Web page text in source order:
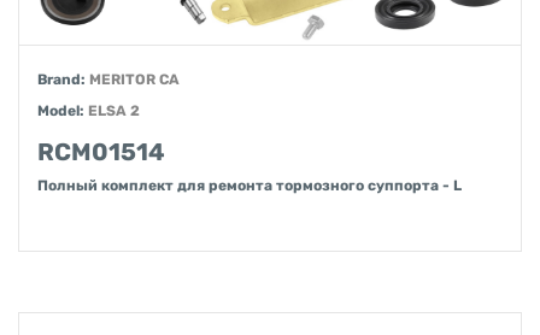
Brand: MERITOR CA
Model: ELSA 2
RCM01514
Полный комплект для ремонта тормозного суппорта - L